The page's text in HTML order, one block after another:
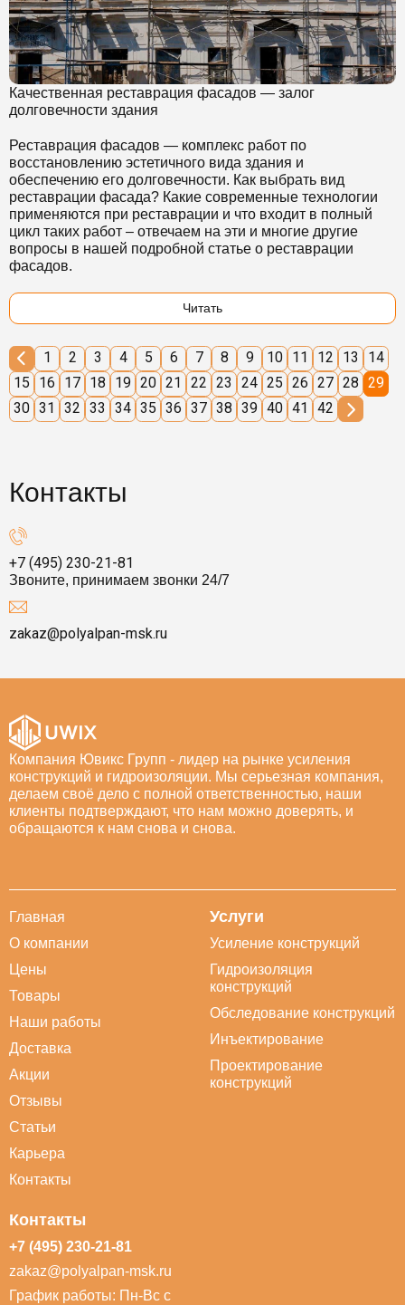
Качественная реставрация фасадов — залог
долговечности здания
Реставрация фасадов — комплекс работ по
восстановлению эстетичного вида здания и
обеспечению его долговечности. Как выбрать вид
реставрации фасада? Какие современные технологии
применяются при реставрации и что входит в полный
цикл таких работ – отвечаем на эти и многие другие
вопросы в нашей подробной статье о реставрации
фасадов.
Читать
1 2 3 4 5 6 7 8 9 10 11 12 13
14
15
16 17 18 19 20 21 22 23 24 25 26 27 28 29
30 31 32 33 34 35 36 37 38 39 40 41 42
Контакты
+7 (495) 230-21-81
Звоните, принимаем звонки 24/7
zakaz@polyalpan-msk.ru
Компания Ювикс Групп - лидер на рынке усиления
конструкций и гидроизоляции. Мы серьезная компания,
делаем своё дело с полной ответственностью, наши
клиенты подтверждают, что нам можно доверять, и
обращаются к нам снова и снова.
Главная
О компании
Цены
Товары
Наши работы
Доставка
Акции
Отзывы
Статьи
Карьера
Контакты
Услуги
Усиление конструкций
Гидроизоляция
конструкций
Обследование конструкций
Инъектирование
Проектирование
конструкций
Контакты
+7 (495) 230-21-81
zakaz@polyalpan-msk.ru
График работы: Пн-Вс с